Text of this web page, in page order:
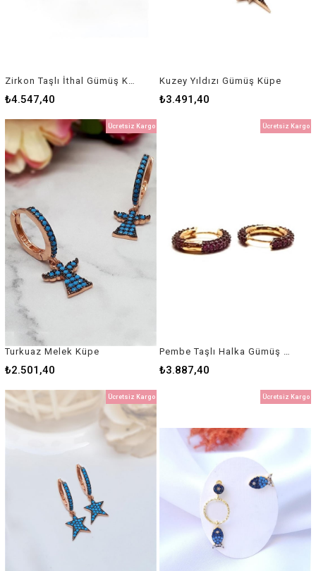
₺4.547,40
Kuzey Yıldızı Gümüş Küpe
₺3.491,40
Turkuaz Melek Küpe
₺2.501,40
Ücretsiz Kargo
Pembe Taşlı Halka Gümüş Küpe
₺3.887,40
Ücretsiz Kargo
Ücretsiz Kargo Ücretsiz Kargo